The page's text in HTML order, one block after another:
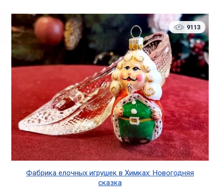
9113
Фабрика елочных игрушек в Химках: Новогодняя
сказка